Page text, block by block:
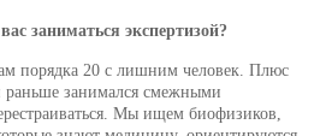
заниматься экспертизой?
порядка 20 с лишним человек. Плюс
занимался смежными
Мы ищем биофизиков,